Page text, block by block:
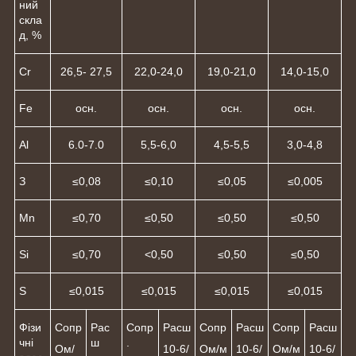
ний
скла
д, %
Cr 26,5- 27,5 22,0-24,0 19,0-21,0 14,0-15,0
Fe осн. осн. осн. осн.
Al 6.0-7.0 5,5-6,0 4,5-5,5 3,0-4,8
З ≤0,08 ≤0,10 ≤0,05 ≤0,005
Mn ≤0,70 ≤0,50 ≤0,50 ≤0,50
Si ≤0,70 <0,50 ≤0,50 ≤0,50
S ≤0,015 ≤0,015 ≤0,015 ≤0,015
Фізи
чні
Сопр
Ом/
Рас
ш
Сопр
Расш
10-6/
Сопр
Ом/м
Расш
10-6/
Сопр
Ом/м
Расш
10-6/